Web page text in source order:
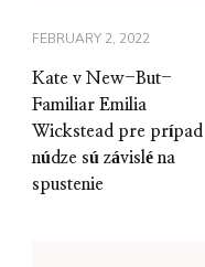
FEBRUARY 2, 2022
Kate v New-But-
Familiar Emilia
Wickstead pre prípad
núdze sú závislé na
spustenie